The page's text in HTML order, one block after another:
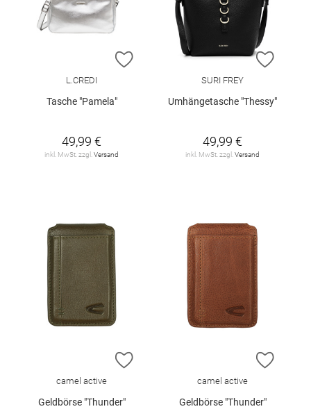
ZUR WUNSCHLISTE HINZUFÜGEN
L.CREDI
Tasche "Pamela"
49,99 €
inkl. MwSt. zzgl. Versand
ZUR
SURI FREY
Umhängetasche "Thessy"
49,99 €
inkl. MwSt. zzgl. Versand
ZUR WUNSCHLISTE HINZUFÜGEN
camel active
Geldbörse "Thunder"
ZUR
camel active
Geldbörse "Thunder"